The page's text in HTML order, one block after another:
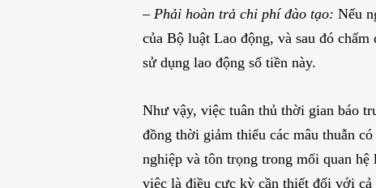
– Phải hoàn trả chi phí đào tạo: Nếu
của Bộ luật Lao động, và sau đó
sử dụng lao động số tiền này.
Như vậy, việc tuân thủ thời gian báo
đồng thời giảm thiểu các mâu thuẫn
nghiệp và tôn trọng trong mối quan
việc là điều cực kỳ cần thiết đối với